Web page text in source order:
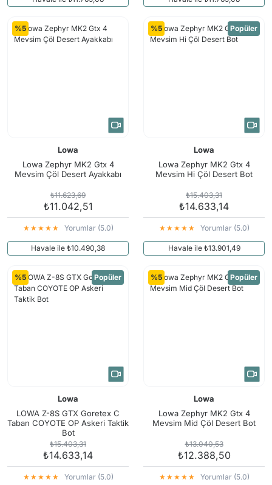
%5
Lowa
Lowa Zephyr MK2 Gtx 4
Mevsim Çöl Desert Ayakkabı
₺11.623,69
₺11.042,51
Yorumlar (5.0)
Havale ile ₺10.490,38
%5 Popüler
Lowa
Lowa Zephyr MK2 Gtx 4
Mevsim Hi Çöl Desert Bot
₺15.403,31
₺14.633,14
Yorumlar (5.0)
Havale ile ₺13.901,49
%5 Popüler
Lowa
LOWA Z-8S GTX Goretex C
Taban COYOTE OP Askeri Taktik
Bot
₺15.403,31
₺14.633,14
Yorumlar (5.0)
%5 Popüler
Lowa
Lowa Zephyr MK2 Gtx 4
Mevsim Mid Çöl Desert Bot
₺13.040,53
₺12.388,50
Yorumlar (5.0)